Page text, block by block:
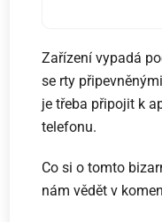
Zařízení vypadá
se rty
je třeba připojit k
telefonu.
Co si o tomto
nám vědět v